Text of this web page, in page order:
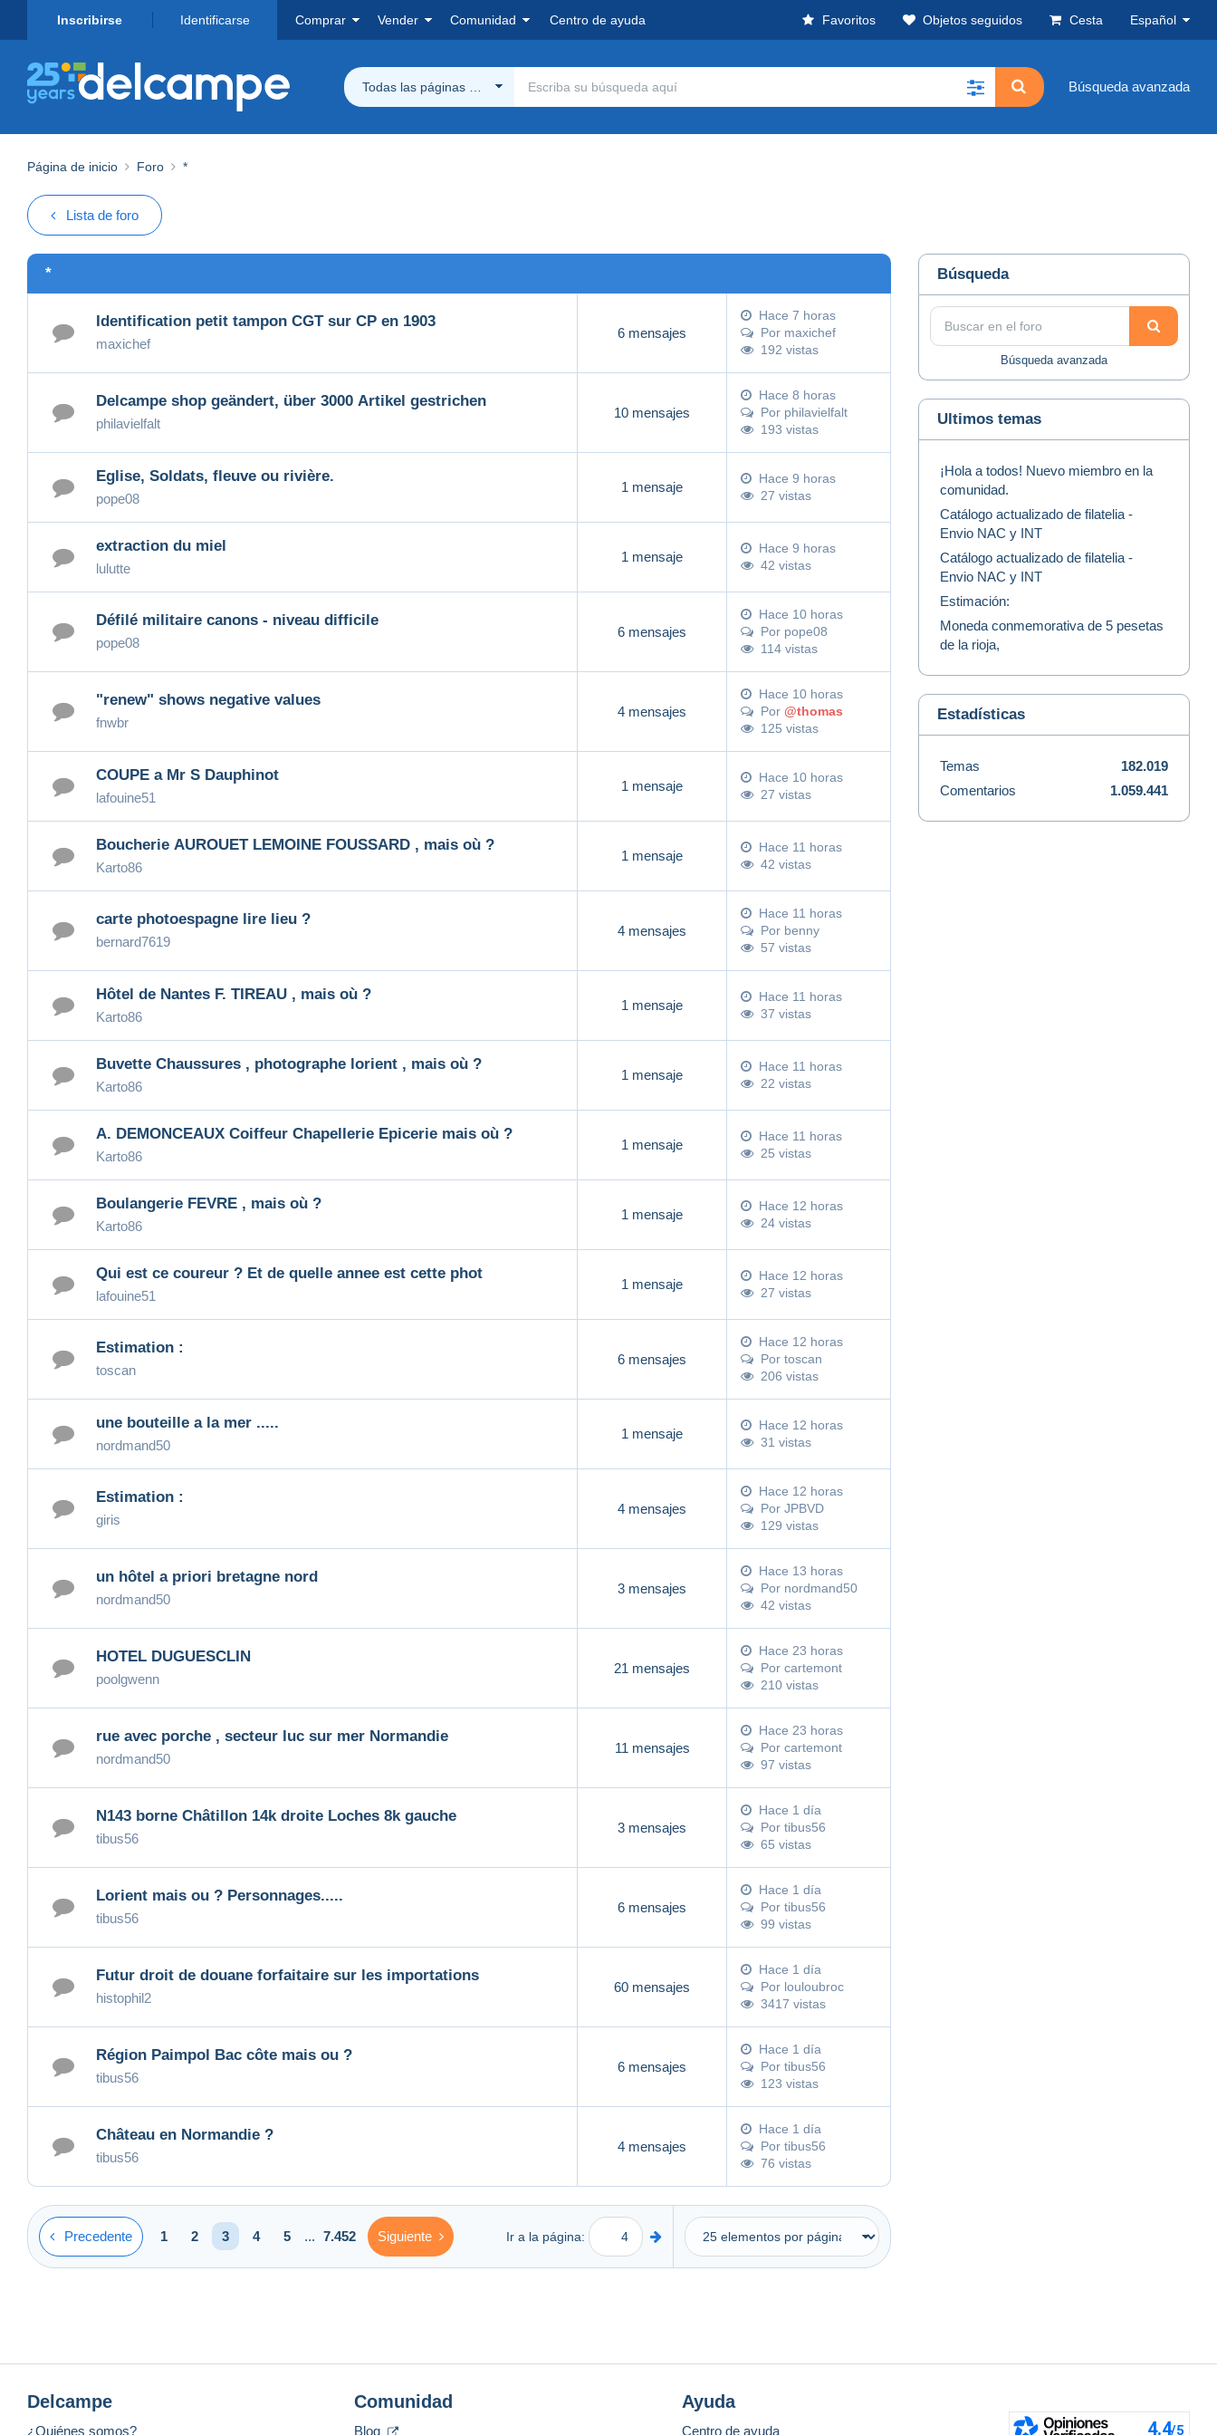
Inscribirse Identificarse Comprar Vender Comunidad Centro de ayuda Favoritos Objetos seguidos Cesta Español
Todas las páginas Delcampe Búsqueda avanzada
Página de inicio Foro *
Lista de foro
*
Identification petit tampon CGT sur CP en 1903
maxichef
6 mensajes
Hace 7 horas
Por maxichef
192 vistas
Delcampe shop geändert, über 3000 Artikel gestrichen
philavielfalt
10 mensajes
Hace 8 horas
Por philavielfalt
193 vistas
Eglise, Soldats, fleuve ou rivière.
pope08
1 mensaje
Hace 9 horas
27 vistas
extraction du miel
lulutte
1 mensaje
Hace 9 horas
42 vistas
Défilé militaire canons - niveau difficile
pope08
6 mensajes
Hace 10 horas
Por pope08
114 vistas
"renew" shows negative values
fnwbr
4 mensajes
Hace 10 horas
Por @thomas
125 vistas
COUPE a Mr S Dauphinot
lafouine51
1 mensaje
Hace 10 horas
27 vistas
Boucherie AUROUET LEMOINE FOUSSARD , mais où ?
Karto86
1 mensaje
Hace 11 horas
42 vistas
carte photoespagne lire lieu ?
bernard7619
4 mensajes
Hace 11 horas
Por benny
57 vistas
Hôtel de Nantes F. TIREAU , mais où ?
Karto86
1 mensaje
Hace 11 horas
37 vistas
Buvette Chaussures , photographe lorient , mais où ?
Karto86
1 mensaje
Hace 11 horas
22 vistas
A. DEMONCEAUX Coiffeur Chapellerie Epicerie mais où ?
Karto86
1 mensaje
Hace 11 horas
25 vistas
Boulangerie FEVRE , mais où ?
Karto86
1 mensaje
Hace 12 horas
24 vistas
Qui est ce coureur ? Et de quelle annee est cette phot
lafouine51
1 mensaje
Hace 12 horas
27 vistas
Estimation :
toscan
6 mensajes
Hace 12 horas
Por toscan
206 vistas
une bouteille a la mer .....
nordmand50
1 mensaje
Hace 12 horas
31 vistas
Estimation :
giris
4 mensajes
Hace 12 horas
Por JPBVD
129 vistas
un hôtel a priori bretagne nord
nordmand50
3 mensajes
Hace 13 horas
Por nordmand50
42 vistas
HOTEL DUGUESCLIN
poolgwenn
21 mensajes
Hace 23 horas
Por cartemont
210 vistas
rue avec porche , secteur luc sur mer Normandie
nordmand50
11 mensajes
Hace 23 horas
Por cartemont
97 vistas
N143 borne Châtillon 14k droite Loches 8k gauche
tibus56
3 mensajes
Hace 1 día
Por tibus56
65 vistas
Lorient mais ou ? Personnages.....
tibus56
6 mensajes
Hace 1 día
Por tibus56
99 vistas
Futur droit de douane forfaitaire sur les importations
histophil2
60 mensajes
Hace 1 día
Por louloubroc
3417 vistas
Région Paimpol Bac côte mais ou ?
tibus56
6 mensajes
Hace 1 día
Por tibus56
123 vistas
Château en Normandie ?
tibus56
4 mensajes
Hace 1 día
Por tibus56
76 vistas
Precedente 1 2 3 4 5 ... 7.452 Siguiente Ir a la página:
Búsqueda
Búsqueda avanzada
Ultimos temas
¡Hola a todos! Nuevo miembro en la
comunidad.
Catálogo actualizado de filatelia -
Envio NAC y INT
Catálogo actualizado de filatelia -
Envio NAC y INT
Estimación:
Moneda conmemorativa de 5 pesetas
de la rioja,
Estadísticas
Temas
182.019
Comentarios
1.059.441
Delcampe
¿Quiénes somos?
Comunidad
Blog
Ayuda
Centro de ayuda